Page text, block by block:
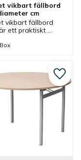
vikbart fällbord
cm
vikbart fällbord
ett praktiskt
transportera och
Lägg